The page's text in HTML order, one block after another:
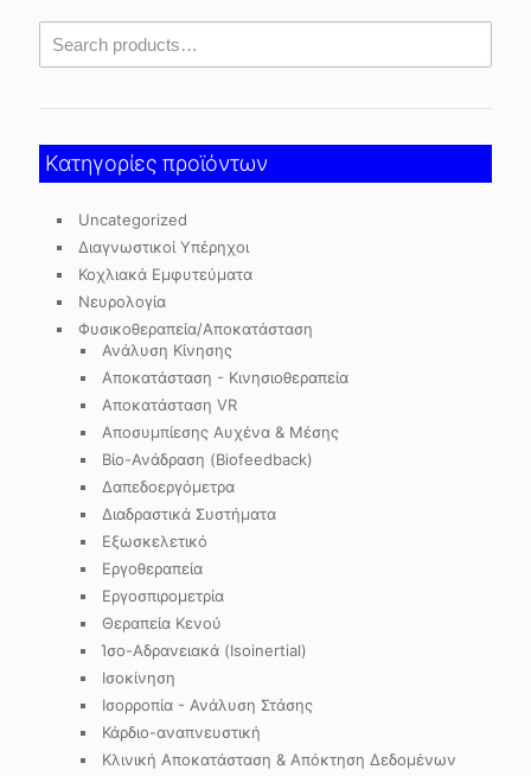
Κατηγορίες προϊόντων
Uncategorized
Διαγνωστικοί Υπέρηχοι
Κοχλιακά Εμφυτεύματα
Νευρολογία
Φυσικοθεραπεία/Αποκατάσταση
Ανάλυση Κίνησης
Αποκατάσταση - Κινησιοθεραπεία
Αποκατάσταση VR
Αποσυμπίεσης Αυχένα & Μέσης
Βίο-Ανάδραση (Biofeedback)
Δαπεδοεργόμετρα
Διαδραστικά Συστήματα
Εξωσκελετικό
Εργοθεραπεία
Εργοσπιρομετρία
Θεραπεία Κενού
Ίσο-Αδρανειακά (Isoinertial)
Ισοκίνηση
Ισορροπία - Ανάλυση Στάσης
Κάρδιο-αναπνευστική
Κλινική Αποκατάσταση & Απόκτηση Δεδομένων